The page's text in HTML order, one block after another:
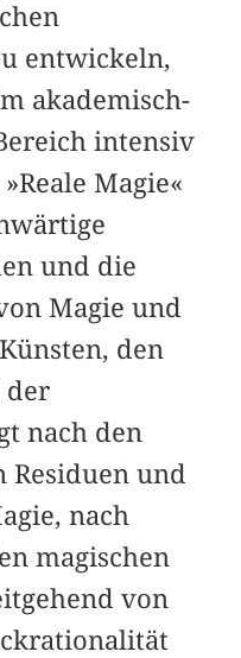
entwickeln,
akademisch-
intensiv
Magie«
und die
Magie und
den
der
nach den
Residuen und
nach
magischen
von